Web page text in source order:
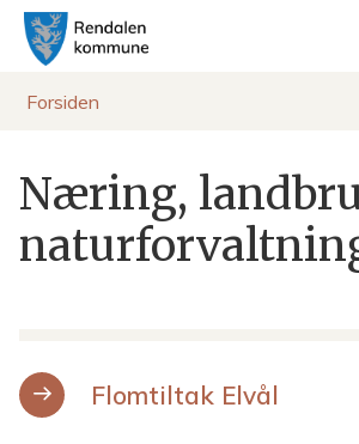
R
d
a
n
Du
her:
Forsiden
Næring,
Flomtiltak Elvål